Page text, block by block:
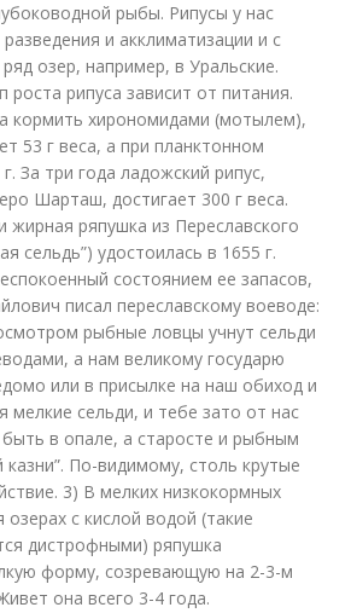
рыбы. Рипусы у нас
и акклиматизации и с
озер, например, в Уральские.
роста рипуса зависит от питания.
кормить хирономидами (мотылем),
53 г веса, а при планктонном
За три года ладожский рипус,
Шарташ, достигает 300 г веса.
жирная ряпушка из Переславского
сельдь”) удостоилась в 1655 г.
состоянием ее запасов,
писал переславскому воеводе:
рыбные ловцы учнут сельди
а нам великому государю
или в присылке на наш обиход и
мелкие сельди, и тебе зато от нас
быть в опале, а старосте и рыбным
По-видимому, столь крутые
3) В мелких низкокормных
с кислой водой (такие
дистрофными) ряпушка
форму, созревающую на 2-3-м
она всего 3-4 года.